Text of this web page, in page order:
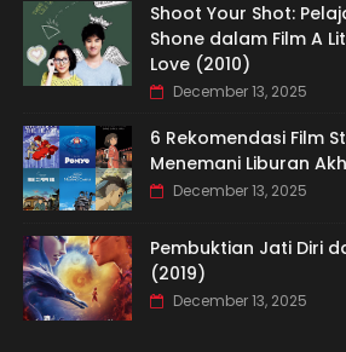
Shoot Your Shot:
Shone dalam Film A
Love (2010)
December 13, 2025
6 Rekomendasi Film
Menemani Liburan
December 13, 2025
Pembuktian Jati Diri
(2019)
December 13, 2025